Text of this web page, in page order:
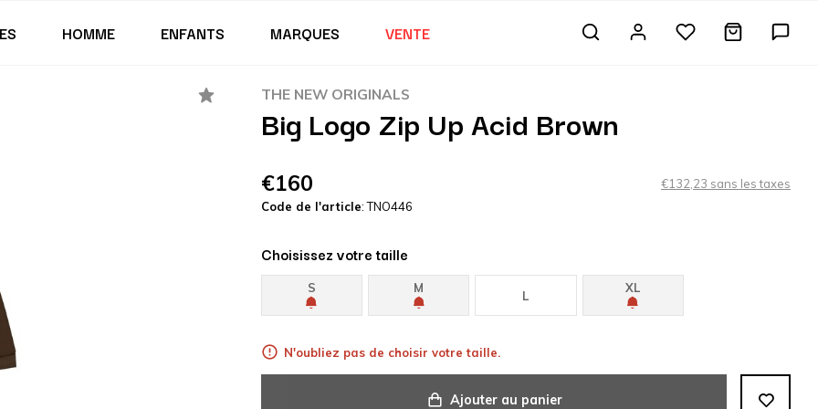
HOMME ENFANTS MARQUES VENTE
THE NEW ORIGINALS
Big Logo Zip Up Acid Brown
€160
€132,23 sans les taxes
Code de l'article: TNO446
Choisissez votre taille
S M
L
XL
N'oubliez pas de choisir votre taille.
Ajouter au panier